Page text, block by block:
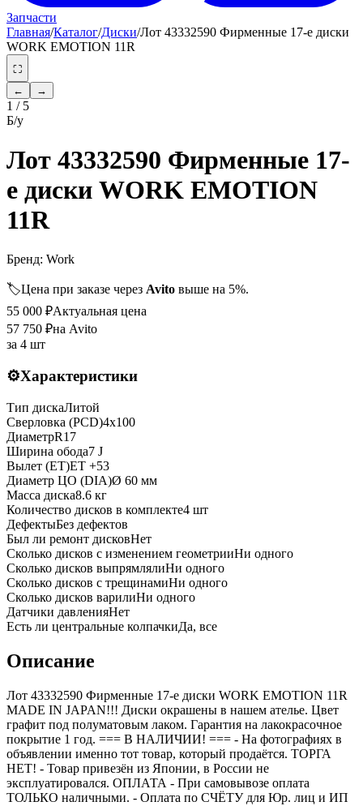
Запчасти
Главная/Каталог/Диски/Лот 43332590 Фирменные 17-е диски
WORK EMOTION 11R
⛶
←
→
1 / 5
Б/у
Лот 43332590 Фирменные 17-
е диски WORK EMOTION
11R
Бренд: Work
🏷️Цена при заказе через Avito выше на 5%.
55 000 ₽Актуальная цена
57 750 ₽на Avito
за 4 шт
⚙️Характеристики
Тип дискаЛитой
Сверловка (PCD)4x100
ДиаметрR17
Ширина обода7 J
Вылет (ET)ET +53
Диаметр ЦО (DIA)Ø 60 мм
Масса диска8.6 кг
Количество дисков в комплекте4 шт
ДефектыБез дефектов
Был ли ремонт дисковНет
Сколько дисков с изменением геометрииНи одного
Сколько дисков выпрямлялиНи одного
Сколько дисков с трещинамиНи одного
Сколько дисков варилиНи одного
Датчики давленияНет
Есть ли центральные колпачкиДа, все
Описание
Лот 43332590 Фирменные 17-е диски WORK EMOTION 11R
MADE IN JAPAN!!! Диски окрашены в нашем ателье. Цвет
графит под полуматовым лаком. Гарантия на лакокрасочное
покрытие 1 год. === B НАЛИЧИИ! === - На фотографиях в
объявлении именно тот товар, который продаётся. ТОРГА
НЕТ! - Товар привезён из Японии, в России не
эксплуатировался. ОПЛАТА - При самовывозе оплата
ТОЛЬКО наличными. - Оплата по СЧЁТУ для Юр. лиц и ИП